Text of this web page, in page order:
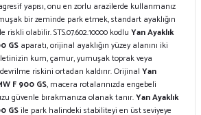
yapısı, onu en zorlu arazilerde kullanmanız
bir zeminde park etmek, standart ayaklığın
olabilir. STS.07.602.10000 kodlu Yan Ayaklık
GS aparatı, orijinal ayaklığın yüzey alanını iki
kum, çamur, yumuşak toprak veya
riskini ortadan kaldırır. Orijinal Yan
F 900 GS, macera rotalarınızda engebeli
güvenle bırakmanıza olanak tanır.Yan Ayaklık
GSile park halindeki stabiliteyi en üst seviyeye